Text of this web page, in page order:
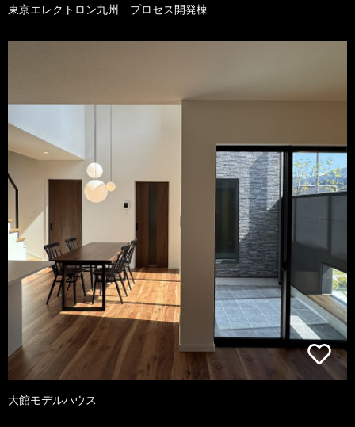
東京エレクトロン九州 プロセス開発棟
大館モデルハウス